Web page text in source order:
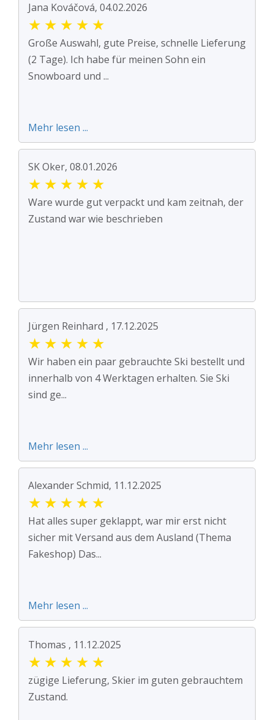
Jana Kováčová, 04.02.2026
★ ★ ★ ★ ★
Große Auswahl, gute Preise, schnelle Lieferung
(2 Tage). Ich habe für meinen Sohn ein
Snowboard und ...
Mehr lesen ...
SK Oker, 08.01.2026
★ ★ ★ ★ ★
Ware wurde gut verpackt und kam zeitnah, der
Zustand war wie beschrieben
Jürgen Reinhard , 17.12.2025
★ ★ ★ ★ ★
Wir haben ein paar gebrauchte Ski bestellt und
innerhalb von 4 Werktagen erhalten. Sie Ski
sind ge...
Mehr lesen ...
Alexander Schmid, 11.12.2025
★ ★ ★ ★ ★
Hat alles super geklappt, war mir erst nicht
sicher mit Versand aus dem Ausland (Thema
Fakeshop) Das...
Mehr lesen ...
Thomas , 11.12.2025
★ ★ ★ ★ ★
zügige Lieferung, Skier im guten gebrauchtem
Zustand.